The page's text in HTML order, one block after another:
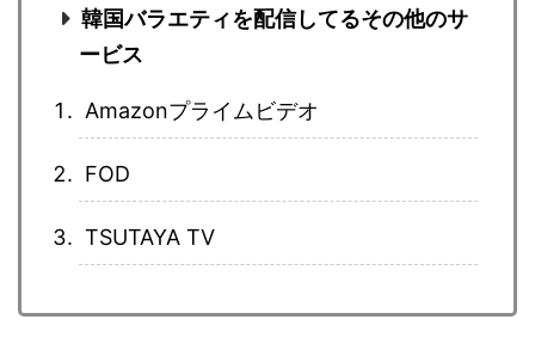
韓国バラエティを配信してるその他のサ
ービス
Amazonプライムビデオ
FOD
TSUTAYA TV